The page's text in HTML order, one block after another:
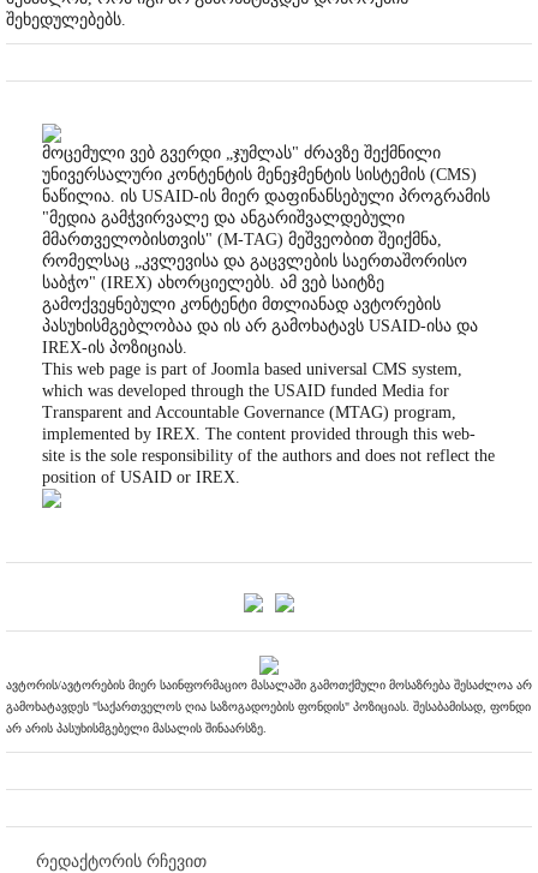
შეხედულებებს.
მოცემული ვებ გვერდი „ჯუმლას" ძრავზე შექმნილი
უნივერსალური კონტენტის მენეჯმენტის სისტემის (CMS)
ნაწილია. ის USAID-ის მიერ დაფინანსებული პროგრამის
"მედია გამჭვირვალე და ანგარიშვალდებული
მმართველობისთვის" (M-TAG) მეშვეობით შეიქმნა,
რომელსაც „კვლევისა და გაცვლების საერთაშორისო
საბჭო" (IREX) ახორციელებს. ამ ვებ საიტზე
გამოქვეყნებული კონტენტი მთლიანად ავტორების
პასუხისმგებლობაა და ის არ გამოხატავს USAID-ისა და
IREX-ის პოზიციას.
This web page is part of Joomla based universal CMS system,
which was developed through the USAID funded Media for
Transparent and Accountable Governance (MTAG) program,
implemented by IREX. The content provided through this web-
site is the sole responsibility of the authors and does not reflect the
position of USAID or IREX.
ავტორის/ავტორების მიერ საინფორმაციო მასალაში გამოთქმული მოსაზრება შესაძლოა არ
გამოხატავდეს "საქართველოს ღია საზოგადოების ფონდის" პოზიციას. შესაბამისად, ფონდი
არ არის პასუხისმგებელი მასალის შინაარსზე.
რედაქტორის რჩევით